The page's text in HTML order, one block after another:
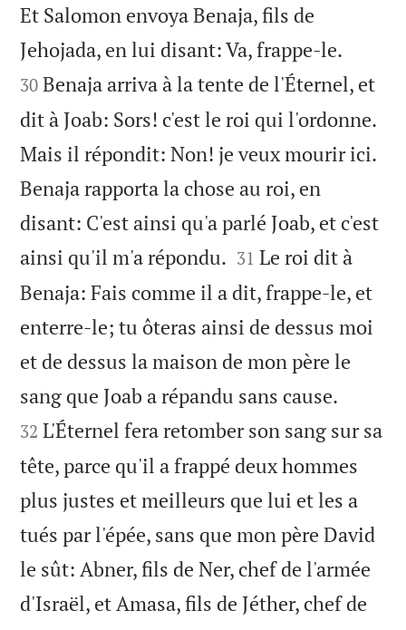
Et Salomon envoya Benaja, fils de
Jehojada, en lui disant: Va, frappe-le.
30 Benaja arriva à la tente de l'Éternel, et
dit à Joab: Sors! c'est le roi qui l'ordonne.
Mais il répondit: Non! je veux mourir ici.
Benaja rapporta la chose au roi, en
disant: C'est ainsi qu'a parlé Joab, et c'est
ainsi qu'il m'a répondu. 

31 Le roi dit à
Benaja: Fais comme il a dit, frappe-le, et
enterre-le; tu ôteras ainsi de dessus moi
et de dessus la maison de mon père le
sang que Joab a répandu sans cause.
32 L'Éternel fera retomber son sang sur sa
tête, parce qu'il a frappé deux hommes
plus justes et meilleurs que lui et les a
tués par l'épée, sans que mon père David
le sût: Abner, fils de Ner, chef de l'armée
d'Israël, et Amasa, fils de Jéther, chef de